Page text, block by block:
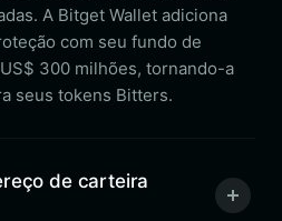
A Bitget Wallet adiciona
com seu fundo de
300 milhões, tornando-a
seus tokens Bitters.
de carteira